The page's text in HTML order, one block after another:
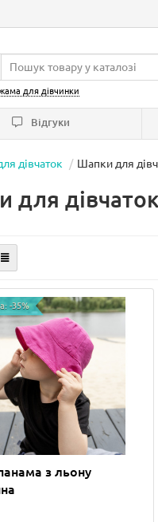
для дівчинки
Відгуки
дівчаток Шапки для
для дівчаток
-35%
з льону